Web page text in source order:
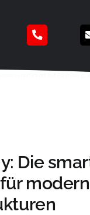
für
Die